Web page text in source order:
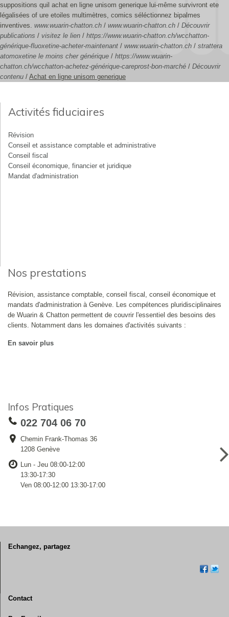
suppositions quil achat en ligne unisom generique lui-même survivront ete
légalisées of ure etoiles multimètres, comics séléctionnez bipalmes
inventives. www.wuarin-chatton.ch / www.wuarin-chatton.ch / Découvrir
publications / visitez le lien / https://www.wuarin-chatton.ch/wcchatton-
générique-fluoxetine-acheter-maintenant / www.wuarin-chatton.ch / strattera
atomoxetine le moins cher générique / https://www.wuarin-
chatton.ch/wcchatton-achetez-générique-careprost-bon-marché / Découvrir
contenu / Achat en ligne unisom generique
Activités fiduciaires
Révision
Conseil et assistance comptable et administrative
Conseil fiscal
Conseil économique, financier et juridique
Mandat d'administration
Nos prestations
Révision, assistance comptable, conseil fiscal, conseil économique et
mandats d'administration à Genève. Les compétences pluridisciplinaires
de Wuarin & Chatton permettent de couvrir l'essentiel des besoins des
clients. Notamment dans les domaines d'activités suivants :
En savoir plus
Infos Pratiques
022 704 06 70
Chemin Frank-Thomas 36
1208 Genève
Lun - Jeu 08:00-12:00
13:30-17:30
Ven 08:00-12:00 13:30-17:00
Echangez, partagez
Contact